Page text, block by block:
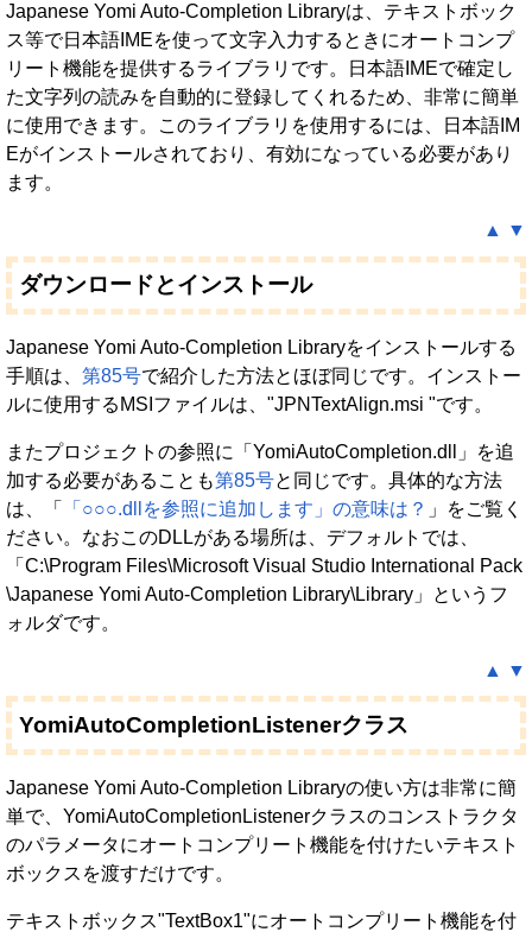
Japanese Yomi Auto-Completion Libraryは、テキストボック
ス等で日本語IMEを使って文字入力するときにオートコンプ
リート機能を提供するライブラリです。日本語IMEで確定し
た文字列の読みを自動的に登録してくれるため、非常に簡単
に使用できます。このライブラリを使用するには、日本語IM
Eがインストールされており、有効になっている必要があり
ます。
▲ ▼
ダウンロードとインストール
Japanese Yomi Auto-Completion Libraryをインストールする
手順は、 第85号で紹介した方法とほぼ同じです。インストー
ルに使用するMSIファイルは、"JPNTextAlign.msi "です。
またプロジェクトの参照に「YomiAutoCompletion.dll」を追
加する必要があることも第85号と同じです。具体的な方法
は、「
「○○○.dllを参照に追加します」の意味は？ 」をご覧く
ださい。なおこのDLLがある場所は、デフォルトでは、
「C:\Program Files\Microsoft Visual Studio International Pack
\Japanese Yomi Auto-Completion Library\Library」というフ
ォルダです。
▲ ▼
YomiAutoCompletionListenerクラス
Japanese Yomi Auto-Completion Libraryの使い方は非常に簡
単で、YomiAutoCompletionListenerクラスのコンストラクタ
のパラメータにオートコンプリート機能を付けたいテキスト
ボックスを渡すだけです。
テキストボックス"TextBox1"にオートコンプリート機能を付